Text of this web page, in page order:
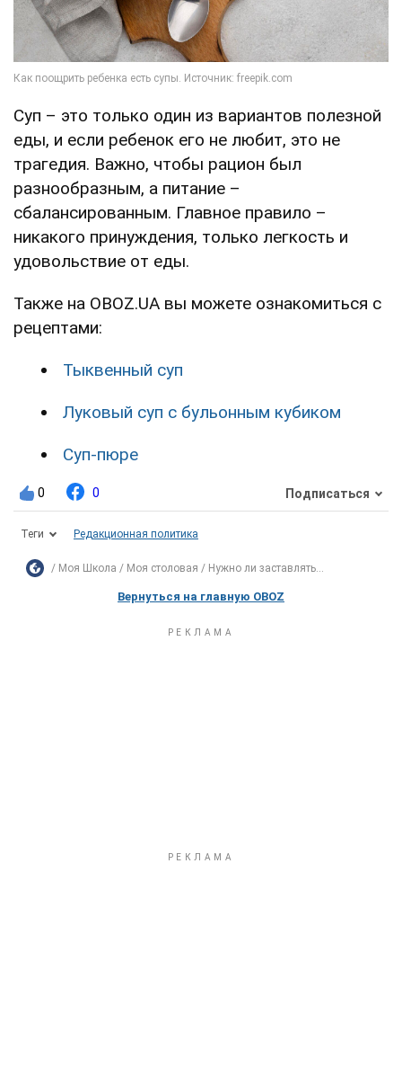
Суп – это только один из вариантов полезной
еды, и если ребенок его не любит, это не
трагедия. Важно, чтобы рацион был
разнообразным, а питание –
сбалансированным. Главное правило –
никакого принуждения, только легкость и
удовольствие от еды.
Также на OBOZ.UA вы можете ознакомиться с
рецептами:
Тыквенный суп
Луковый суп с бульонным кубиком
Суп-пюре
0 0 Подписаться
Теги Редакционная политика
Моя Школа Моя столовая Нужно ли заставлять...
Вернуться на главную OBOZ